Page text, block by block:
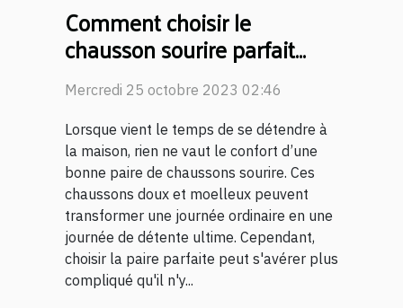
Comment choisir le
chausson sourire parfait
pour votre confort quotidien
Mercredi 25 octobre 2023 02:46
Lorsque vient le temps de se détendre à
la maison, rien ne vaut le confort d’une
bonne paire de chaussons sourire. Ces
chaussons doux et moelleux peuvent
transformer une journée ordinaire en une
journée de détente ultime. Cependant,
choisir la paire parfaite peut s'avérer plus
compliqué qu'il n'y...